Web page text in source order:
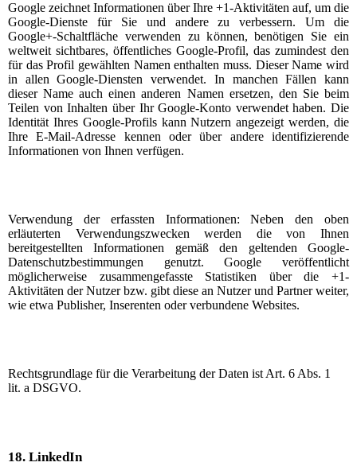
Google zeichnet Informationen über Ihre +1-Aktivitäten auf, um die
Google-Dienste für Sie und andere zu verbessern. Um die
Google+-Schaltfläche verwenden zu können, benötigen Sie ein
weltweit sichtbares, öffentliches Google-Profil, das zumindest den
für das Profil gewählten Namen enthalten muss. Dieser Name wird
in allen Google-Diensten verwendet. In manchen Fällen kann
dieser Name auch einen anderen Namen ersetzen, den Sie beim
Teilen von Inhalten über Ihr Google-Konto verwendet haben. Die
Identität Ihres Google-Profils kann Nutzern angezeigt werden, die
Ihre E-Mail-Adresse kennen oder über andere identifizierende
Informationen von Ihnen verfügen.
Verwendung der erfassten Informationen: Neben den oben
erläuterten Verwendungszwecken werden die von Ihnen
bereitgestellten Informationen gemäß den geltenden Google-
Datenschutzbestimmungen genutzt. Google veröffentlicht
möglicherweise zusammengefasste Statistiken über die +1-
Aktivitäten der Nutzer bzw. gibt diese an Nutzer und Partner weiter,
wie etwa Publisher, Inserenten oder verbundene Websites.
Rechtsgrundlage für die Verarbeitung der Daten ist Art. 6 Abs. 1
lit. a DSGVO.
18. LinkedIn